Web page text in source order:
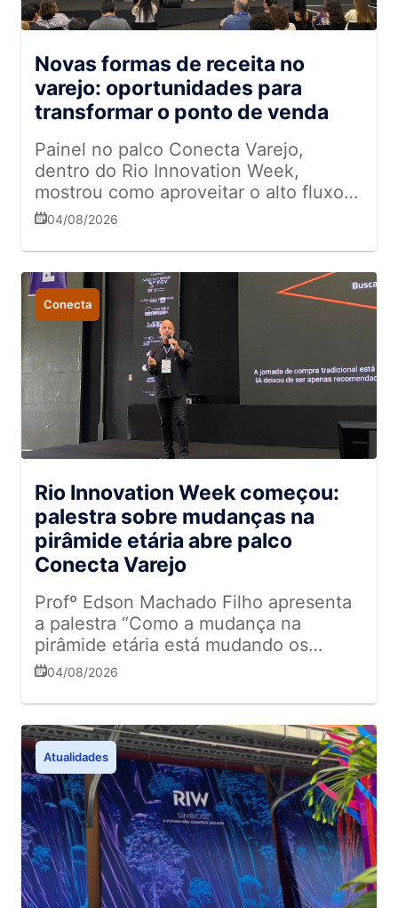
Novas formas de receita no
varejo: oportunidades para
transformar o ponto de venda
Painel no palco Conecta Varejo,
dentro do Rio Innovation Week,
mostrou como aproveitar o alto fluxo
de clientes para gerar lucro além das
04/08/2026
Conecta
Rio Innovation Week começou:
palestra sobre mudanças na
pirâmide etária abre palco
Conecta Varejo
Profº Edson Machado Filho apresenta
a palestra “Como a mudança na
pirâmide etária está mudando os
hábitos de consumo" na estreia do
04/08/2026
Atualidades